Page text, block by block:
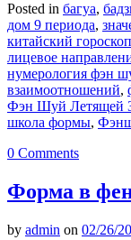
Posted in багуа,
дом 9 периода,
китайский гороскоп
лицевое
нумерология фэн
взаимоотношений,
Фэн Шуй Летящей
школа формы,
0 Comments
Форма в
by admin on 02/26/